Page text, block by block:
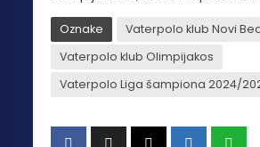
Oznake
Vaterpolo klub Novi
Vaterpolo klub Olimpijakos
Vaterpolo Liga šampiona 2024/